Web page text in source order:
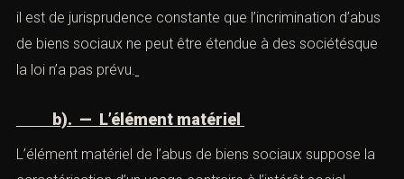
dirigeants desociétés commerciales , à, c’est-à-dire : 1).
** Les gérants de SARL2). ** Les administrateurs ou
directeurs de sociétés anonymes3). ** Les gérants de
et les dirigeants de société par actions simplifiéesIl est
Code de commerce, s’agissant des dirigeants de